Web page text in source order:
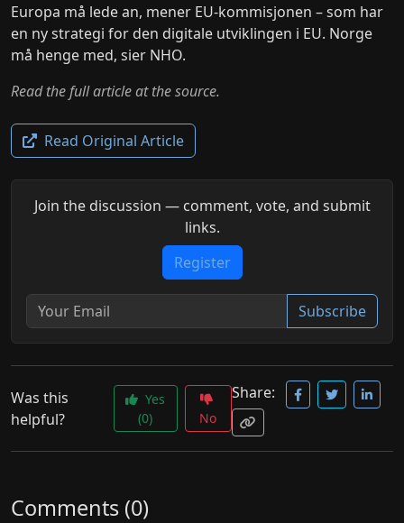
Europa må lede an, mener EU-kommisjonen – som har
en ny strategi for den digitale utviklingen i EU. Norge
må henge med, sier NHO.
Read the full article at the source.
Read Original Article
Join the discussion — comment, vote, and submit
links.
Register
Subscribe
Was this
helpful?
Yes
(0)
No
Share:
Comments (0)